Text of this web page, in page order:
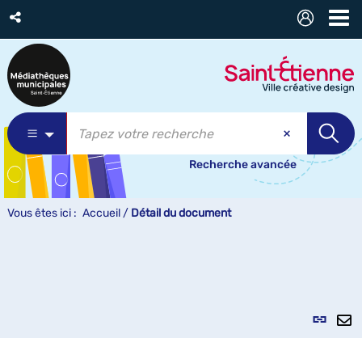
Recherche avancée
Vous êtes ici : Accueil / Détail du document
Lien